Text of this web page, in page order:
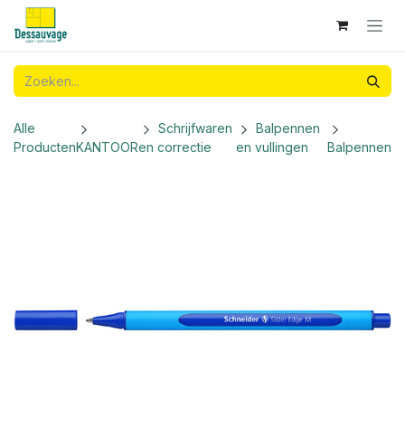
Overslaan naar inhoud
Alle
ProductenKANTOOR
Schrijfwaren
en correctie
Balpennen
en vullingen
Balpennen